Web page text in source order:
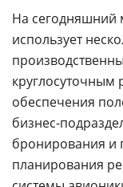
ТВ
Об
издании
Реклама
Вакансии
Контакты
Max
Telegram
Дзен
VK
Rutube
На сегодняшний
использует
круглосуточным
обеспечения
бизнес-
бронирования и
планирования